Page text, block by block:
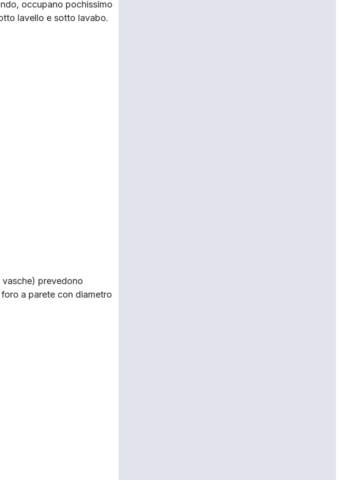
occupano pochissimo
lavello e sotto lavabo.
vasche) prevedono
a parete con diametro